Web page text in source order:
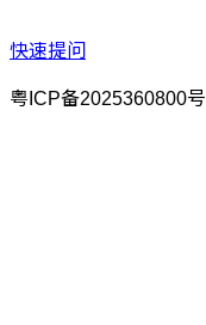
快速提问
粤ICP备2025360800号